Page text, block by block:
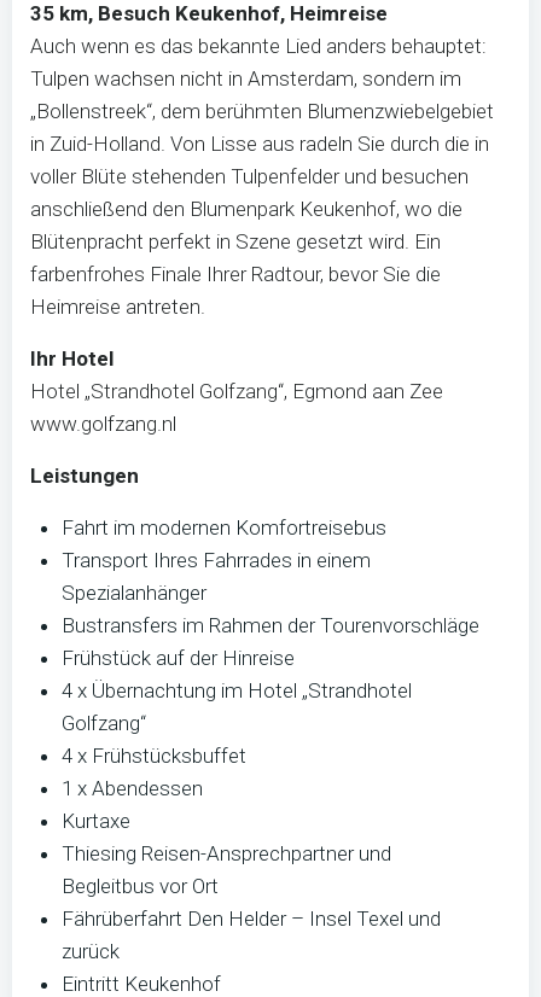
35 km, Besuch Keukenhof, Heimreise
Auch wenn es das bekannte Lied anders behauptet:
Tulpen wachsen nicht in Amsterdam, sondern im
„Bollenstreek“, dem berühmten Blumenzwiebelgebiet
in Zuid-Holland. Von Lisse aus radeln Sie durch die in
voller Blüte stehenden Tulpenfelder und besuchen
anschließend den Blumenpark Keukenhof, wo die
Blütenpracht perfekt in Szene gesetzt wird. Ein
farbenfrohes Finale Ihrer Radtour, bevor Sie die
Heimreise antreten.
Ihr Hotel
Hotel „Strandhotel Golfzang“, Egmond aan Zee
www.golfzang.nl
Leistungen
Fahrt im modernen Komfortreisebus
Transport Ihres Fahrrades in einem
Spezialanhänger
Bustransfers im Rahmen der Tourenvorschläge
Frühstück auf der Hinreise
4 x Übernachtung im Hotel „Strandhotel
Golfzang“
4 x Frühstücksbuffet
1 x Abendessen
Kurtaxe
Thiesing Reisen-Ansprechpartner und
Begleitbus vor Ort
Fährüberfahrt Den Helder – Insel Texel und
zurück
Eintritt Keukenhof